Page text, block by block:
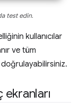
test edin.
kullanıcılar
ve tüm